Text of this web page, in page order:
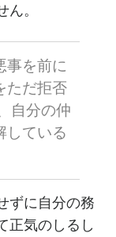
。
事を前に
ただ拒否
自分の仲
している
ずに自分の務
正気のしるし